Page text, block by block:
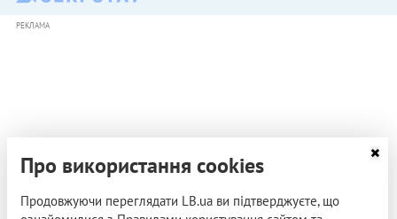
РЕКЛАМА
Про використання cookies
Продовжуючи переглядати LB.ua ви підтверджуєте, що